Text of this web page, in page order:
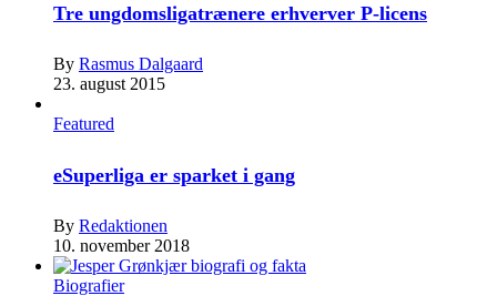
Tre ungdomsligatrænere erhverver P-licens
By Rasmus Dalgaard
23. august 2015
Featured
eSuperliga er sparket i gang
By Redaktionen
10. november 2018
Biografier